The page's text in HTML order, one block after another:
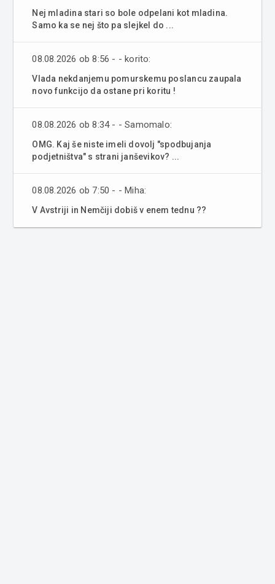
Nej mladina stari so bole odpelani kot mladina.
Samo ka se nej što pa slejkel do ...
08.08.2026 ob 8:56 - - korito:
Vlada nekdanjemu pomurskemu poslancu zaupala
novo funkcijo da ostane pri koritu !
08.08.2026 ob 8:34 - - Samomalo:
OMG. Kaj še niste imeli dovolj "spodbujanja
podjetništva" s strani janševikov? ...
08.08.2026 ob 7:50 - - Miha:
V Avstriji in Nemčiji dobiš v enem tednu ??